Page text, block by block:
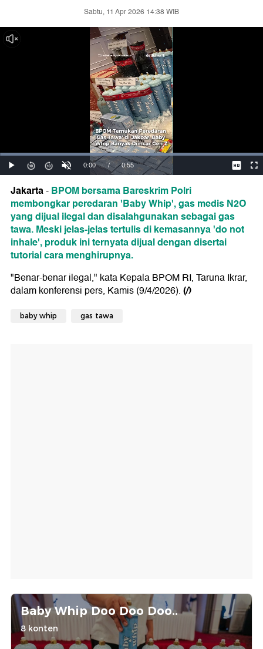
Sabtu, 11 Apr 2026 14:38 WIB
Jakarta-BPOM bersama Bareskrim Polri
membongkar peredaran 'Baby Whip', gas medis N2O
yang dijual ilegal dan disalahgunakan sebagai gas
tawa. Meski jelas-jelas tertulis di kemasannya 'do not
inhale', produk ini ternyata dijual dengan disertai
tutorial cara menghirupnya.
"Benar-benar ilegal," kata Kepala BPOM RI, Taruna Ikrar,
dalam konferensi pers, Kamis (9/4/2026).(/)
baby whip gas tawa
Baby Whip Doo Doo Doo..
8 konten